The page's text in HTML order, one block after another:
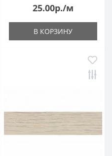
25.00р./м
В КОРЗИНУ